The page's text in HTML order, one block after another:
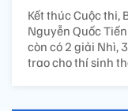
Kết thúc Cuộc thi,
Nguyễn Quốc
còn có 2 giải Nhì,
trao cho thí sinh